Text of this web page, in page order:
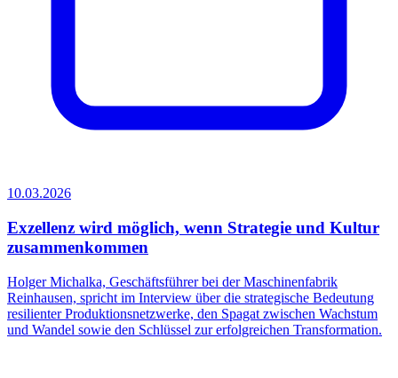
10.03.2026
Exzellenz wird möglich, wenn Strategie und Kultur
zusammenkommen
Holger Michalka, Geschäftsführer bei der Maschinenfabrik
Reinhausen, spricht im Interview über die strategische Bedeutung
resilienter Produktionsnetzwerke, den Spagat zwischen Wachstum
und Wandel sowie den Schlüssel zur erfolgreichen Transformation.